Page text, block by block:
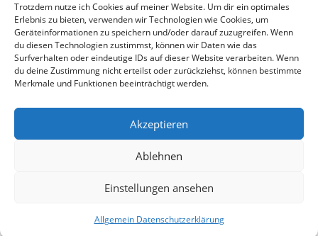
Trotzdem nutze ich Cookies auf meiner Website. Um dir ein optimales
Erlebnis zu bieten, verwenden wir Technologien wie Cookies, um
Geräteinformationen zu speichern und/oder darauf zuzugreifen. Wenn
du diesen Technologien zustimmst, können wir Daten wie das
Surfverhalten oder eindeutige IDs auf dieser Website verarbeiten. Wenn
du deine Zustimmung nicht erteilst oder zurückziehst, können bestimmte
Merkmale und Funktionen beeinträchtigt werden.
Akzeptieren
Ablehnen
Einstellungen ansehen
Allgemein Datenschutzerklärung
Worms verfügt über sehr viele Wasserspiele im
Stadtgebiet und in den Vororten
Copyright 2026 - Stefan Weißmann - Fotografie